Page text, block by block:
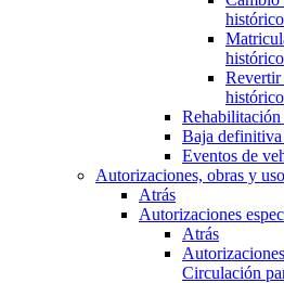
Baja
Eventos de
Autorizaciones, obras y
Atrás
Autorizaciones
Atrás
Circulación